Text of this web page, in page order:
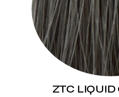
ZTC LIQUID